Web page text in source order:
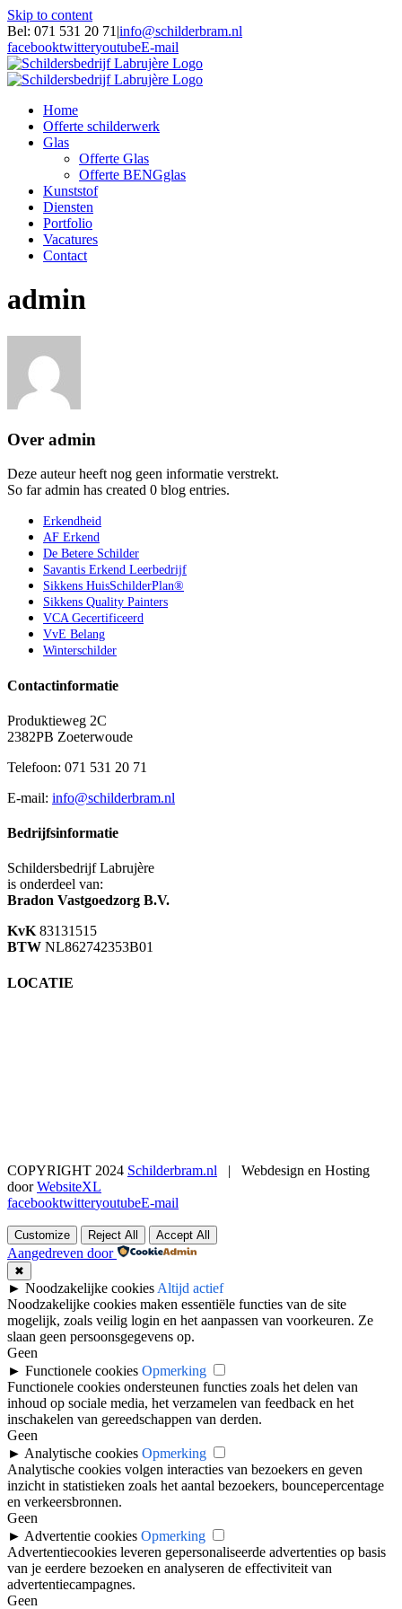
Skip to content
Bel: 071 531 20 71 |info@schilderbram.nl
facebooktwitteryoutubeE-mail
Home
Offerte schilderwerk
Glas
Offerte Glas
Offerte BENGglas
Kunststof
Diensten
Portfolio
Vacatures
Contact
admin
Over admin
Deze auteur heeft nog geen informatie verstrekt.
So far admin has created 0 blog entries.
Erkendheid
AF Erkend
De Betere Schilder
Savantis Erkend Leerbedrijf
Sikkens HuisSchilderPlan®
Sikkens Quality Painters
VCA Gecertificeerd
VvE Belang
Winterschilder
Contactinformatie
Produktieweg 2C
2382PB Zoeterwoude
Telefoon: 071 531 20 71
E-mail: info@schilderbram.nl
Bedrijfsinformatie
Schildersbedrijf Labrujère
is onderdeel van:
Bradon Vastgoedzorg B.V.
KvK 83131515
BTW NL862742353B01
LOCATIE
COPYRIGHT 2024 Schilderbram.nl | Webdesign en Hosting
doorWebsiteXL
facebooktwitteryoutubeE-mail
Customize Reject All Accept All
Aangedreven door
✖
► Noodzakelijke cookies Altijd actief
Noodzakelijke cookies maken essentiële functies van de site
mogelijk, zoals veilig login en het aanpassen van voorkeuren. Ze
slaan geen persoonsgegevens op.
Geen
► Functionele cookies Opmerking
Functionele cookies ondersteunen functies zoals het delen van
inhoud op sociale media, het verzamelen van feedback en het
inschakelen van gereedschappen van derden.
Geen
► Analytische cookies Opmerking
Analytische cookies volgen interacties van bezoekers en geven
inzicht in statistieken zoals het aantal bezoekers, bouncepercentage
en verkeersbronnen.
Geen
► Advertentie cookies Opmerking
Advertentiecookies leveren gepersonaliseerde advertenties op basis
van je eerdere bezoeken en analyseren de effectiviteit van
advertentiecampagnes.
Geen